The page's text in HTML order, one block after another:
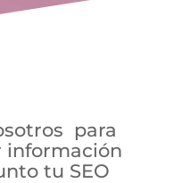
para
información
tu SEO